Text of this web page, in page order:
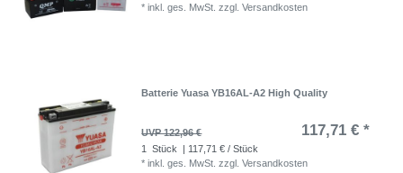
*inkl. ges. MwSt. zzgl.Versandkosten
Batterie Yuasa YB16AL-A2 High Quality
UVP 122,96 € 117,71 € *
1 Stück
| 117,71 € / Stück
*inkl. ges. MwSt. zzgl.Versandkosten